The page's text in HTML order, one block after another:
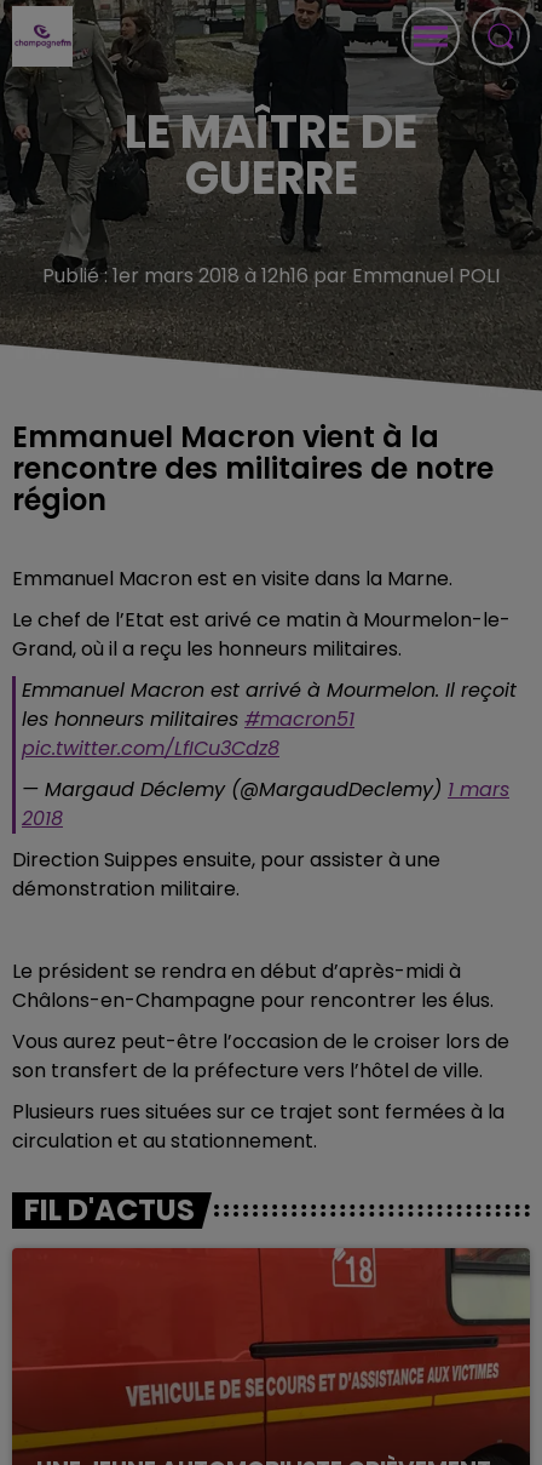
LE MAÎTRE DE
GUERRE
Publié : 1er mars 2018 à 12h16 par Emmanuel POLI
Emmanuel Macron vient à la
rencontre des militaires de notre
région
Emmanuel Macron est en visite dans la Marne.
Le chef de l’Etat est arivé ce matin à Mourmelon-le-
Grand, où il a reçu les honneurs militaires.
Emmanuel Macron est arrivé à Mourmelon. Il reçoit
les honneurs militaires #macron51
pic.twitter.com/LfICu3Cdz8
— Margaud Déclemy (@MargaudDeclemy) 1 mars
2018
Direction Suippes ensuite, pour assister à une
démonstration militaire.
Le président se rendra en début d’après-midi à
Châlons-en-Champagne pour rencontrer les élus.
Vous aurez peut-être l’occasion de le croiser lors de
son transfert de la préfecture vers l’hôtel de ville.
Plusieurs rues situées sur ce trajet sont fermées à la
circulation et au stationnement.
FIL D'ACTUS